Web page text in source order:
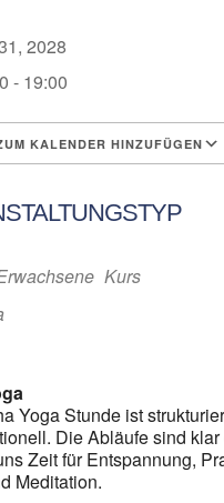
2028
- 19:00
KALENDER HINZUFÜGEN
Kurs
Yoga Stunde ist
Die Abläufe sind
Zeit für Entspannung,
Meditation.